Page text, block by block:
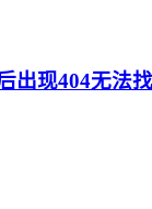
出现404无法